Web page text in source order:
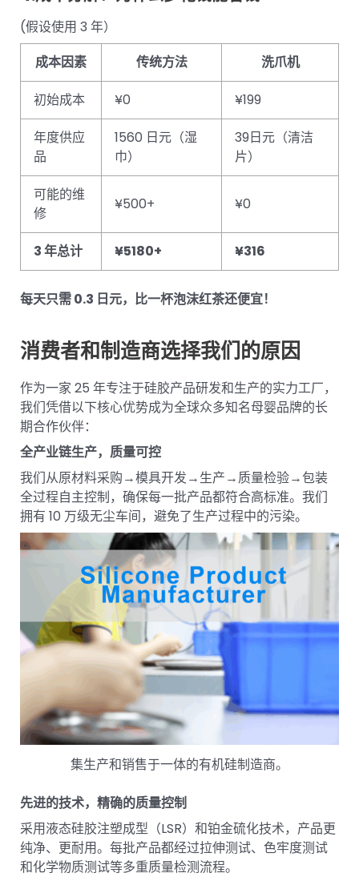
(假设使用 3 年）
成本因素
传统方法 洗爪机
初始成本 ¥0 ¥199
年度供应
品
1560 日元（湿
巾）
39日元（清洁
片）
可能的维
修
¥500+ ¥0
3 年总计 ¥5180+ ¥316
每天只需 0.3 日元，比一杯泡沫红茶还便宜！
消费者和制造商选择我们的原因
作为一家 25 年专注于硅胶产品研发和生产的实力工厂，
我们凭借以下核心优势成为全球众多知名母婴品牌的长
期合作伙伴：
全产业链生产，质量可控
我们从原材料采购→模具开发→生产→质量检验→包装
全过程自主控制，确保每一批产品都符合高标准。我们
拥有 10 万级无尘车间，避免了生产过程中的污染。
集生产和销售于一体的有机硅制造商。
先进的技术，精确的质量控制
采用液态硅胶注塑成型（LSR）和铂金硫化技术，产品更
纯净、更耐用。每批产品都经过拉伸测试、色牢度测试
和化学物质测试等多重质量检测流程。